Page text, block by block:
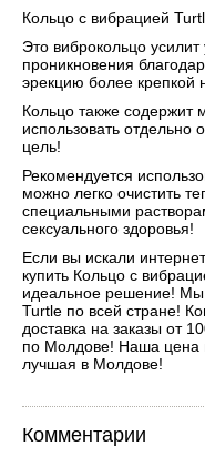
Кольцо с вибрацией
Это виброкольцо
проникновения
эрекцию более крепкой
Кольцо также содержит
использовать отдельно
цель!
Рекомендуется
можно легко очистить
специальными
сексуального здоровья!
Если вы искали
купить Кольцо с
идеальное решение! Мы
Turtle по всей стране!
доставка на заказы от
по Молдове! Наша цена
лучшая в Молдове!
Комментарии